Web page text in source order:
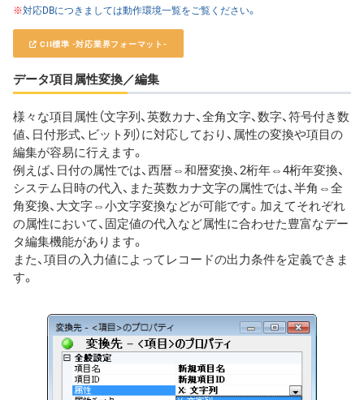
※対応DBにつきましては動作環境一覧をご覧ください。
CII標準 -対応業界フォーマット-
データ項目属性変換／編集
様々な項目属性（文字列、英数カナ、全角文字、数字、符号付き数
値、日付形式、ビット列）に対応しており、属性の変換や項目の
編集が容易に行えます。
例えば、日付の属性では、西暦⇔和暦変換、2桁年⇔4桁年変換、
システム日時の代入、また英数カナ文字の属性では、半角⇔全
角変換、大文字⇔小文字変換などが可能です。加えてそれぞれ
の属性において、固定値の代入など属性に合わせた豊富なデー
タ編集機能があります。
また、項目の入力値によってレコードの出力条件を定義できま
す。